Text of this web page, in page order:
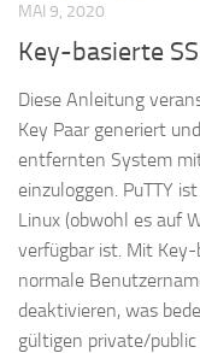
MAI 9, 2020
Key-basierte
Diese Anleitung
Key Paar generiert
entfernten System
einzuloggen. PuTTY
Linux (obwohl es auf
verfügbar ist. Mit
normale
deaktivieren, was
gültigen private/